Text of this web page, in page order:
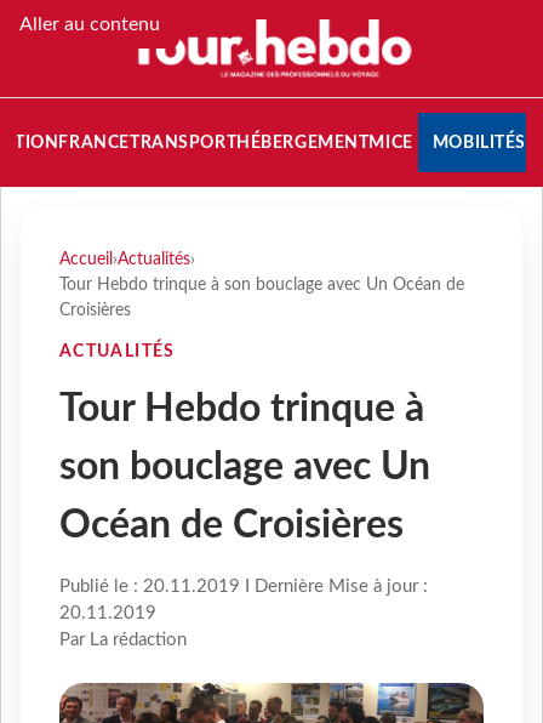
Aller au contenu
FRANCETRANSPORT HÉBERGEMENTMICE MOBILITÉS
Accueil ›Actualités›
Tour Hebdo trinque à son bouclage avec Un Océan de
Croisières
ACTUALITÉS
Tour Hebdo trinque à
son bouclage avec Un
Océan de Croisières
Publié le : 20.11.2019 I Dernière Mise à jour :
20.11.2019
Par La rédaction